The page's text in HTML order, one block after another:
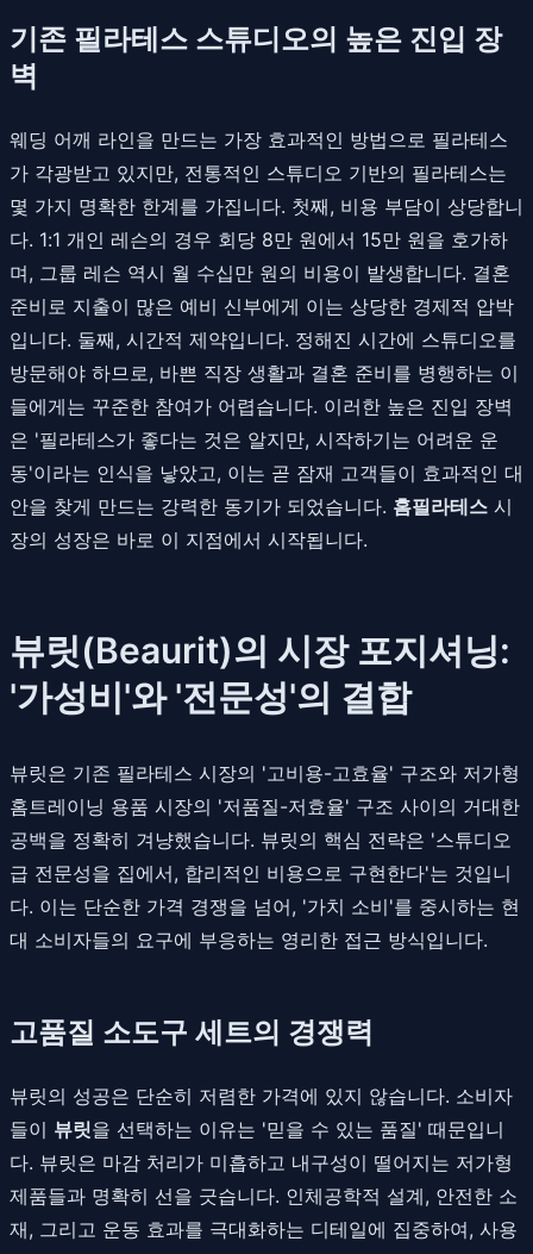
기존 필라테스 스튜디오의 높은 진입 장
벽
웨딩 어깨 라인을 만드는 가장 효과적인 방법으로 필라테스
가 각광받고 있지만, 전통적인 스튜디오 기반의 필라테스는
몇 가지 명확한 한계를 가집니다. 첫째, 비용 부담이 상당합니
다. 1:1 개인 레슨의 경우 회당 8만 원에서 15만 원을 호가하
며, 그룹 레슨 역시 월 수십만 원의 비용이 발생합니다. 결혼
준비로 지출이 많은 예비 신부에게 이는 상당한 경제적 압박
입니다. 둘째, 시간적 제약입니다. 정해진 시간에 스튜디오를
방문해야 하므로, 바쁜 직장 생활과 결혼 준비를 병행하는 이
들에게는 꾸준한 참여가 어렵습니다. 이러한 높은 진입 장벽
은 '필라테스가 좋다는 것은 알지만, 시작하기는 어려운 운
동'이라는 인식을 낳았고, 이는 곧 잠재 고객들이 효과적인 대
안을 찾게 만드는 강력한 동기가 되었습니다. 홈필라테스 시
장의 성장은 바로 이 지점에서 시작됩니다.
뷰릿(Beaurit)의 시장 포지셔닝:
'가성비'와 '전문성'의 결합
뷰릿은 기존 필라테스 시장의 '고비용-고효율' 구조와 저가형
홈트레이닝 용품 시장의 '저품질-저효율' 구조 사이의 거대한
공백을 정확히 겨냥했습니다. 뷰릿의 핵심 전략은 '스튜디오
급 전문성을 집에서, 합리적인 비용으로 구현한다'는 것입니
다. 이는 단순한 가격 경쟁을 넘어, '가치 소비'를 중시하는 현
대 소비자들의 요구에 부응하는 영리한 접근 방식입니다.
고품질 소도구 세트의 경쟁력
뷰릿의 성공은 단순히 저렴한 가격에 있지 않습니다. 소비자
들이 뷰릿을 선택하는 이유는 '믿을 수 있는 품질' 때문입니
다. 뷰릿은 마감 처리가 미흡하고 내구성이 떨어지는 저가형
제품들과 명확히 선을 긋습니다. 인체공학적 설계, 안전한 소
재, 그리고 운동 효과를 극대화하는 디테일에 집중하여, 사용